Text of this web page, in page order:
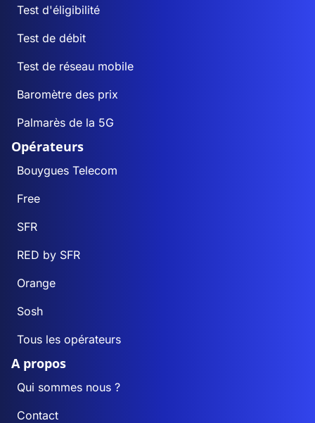
Test d'éligibilité
Test de débit
Test de réseau mobile
Baromètre des prix
Palmarès de la 5G
Opérateurs
Bouygues Telecom
Free
SFR
RED by SFR
Orange
Sosh
Tous les opérateurs
A propos
Qui sommes nous ?
Contact